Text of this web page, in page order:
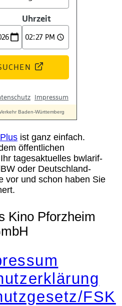
Menü
ist ganz einfach.
öffentlichen
tagesaktuelles bwlarif-
oder Deutschland-
vor und schon haben Sie
Kino Pforzheim
FSK